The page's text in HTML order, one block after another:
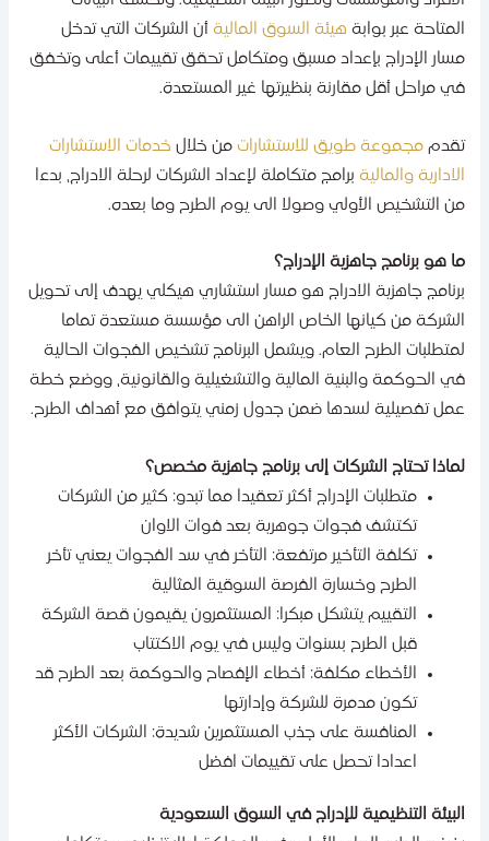
عبر بوابةهيئة السوق الماليةأن الشركات التي تدخل
الإدراج بإعداد مسبق ومتكامل تحقق تقييمات أعلى وتخفق
مراحل أقل مقارنة بنظيرتها غير المستعدة.
مجموعة طويق للاستشاراتمن خلالخدمات الاستشارات
والماليةبرامج متكاملة لإعداد الشركات لرحلة الادراج، بدءا
التشخيص الأولي وصولا الى يوم الطرح وما بعده.
هو برنامج جاهزية الإدراج؟
جاهزية الادراج هو مسار استشاري هيكلي يهدف إلى تحويل
من كيانها الخاص الراهن الى مؤسسة مستعدة تماما
الطرح العام. ويشمل البرنامج تشخيص الفجوات الحالية
الحوكمة والبنية المالية والتشغيلية والقانونية، ووضع خطة
تفصيلية لسدها ضمن جدول زمني يتوافق مع أهداف الطرح.
تحتاج الشركات إلى برنامج جاهزية مخصص؟
متطلبات الإدراج أكثر تعقيدا مما تبدو: كثير من الشركات
تكتشف فجوات جوهرية بعد فوات الاوان
تكلفة التأخير مرتفعة: التأخر في سد الفجوات يعني تأخر
الطرح وخسارة الفرصة السوقية المثالية
التقييم يتشكل مبكرا: المستثمرون يقيمون قصة الشركة
قبل الطرح بسنوات وليس في يوم الاكتتاب
الأخطاء مكلفة: أخطاء الإفصاح والحوكمة بعد الطرح قد
تكون مدمرة للشركة وإدارتها
المنافسة على جذب المستثمرين شديدة: الشركات الأكثر
اعدادا تحصل على تقييمات افضل
التنظيمية للإدراج في السوق السعودية